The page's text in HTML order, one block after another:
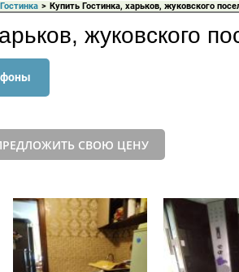
> Купить Гостинка, харьков, жуковского
жуковского
СВОЮ ЦЕНУ